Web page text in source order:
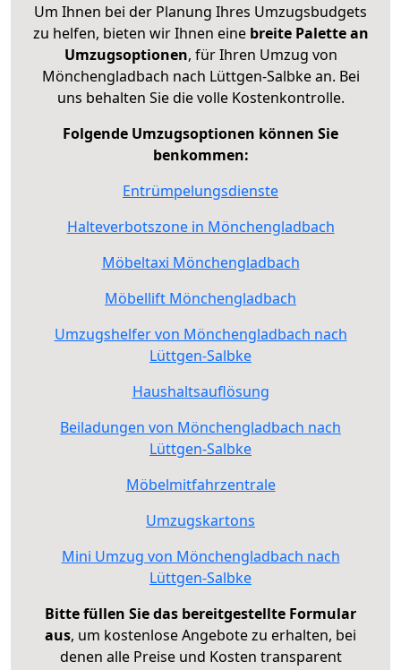
Um Ihnen bei der Planung Ihres Umzugsbudgets
zu helfen, bieten wir Ihnen eine breite Palette an
Umzugsoptionen, für Ihren Umzug von
Mönchengladbach nach Lüttgen-Salbke an. Bei
uns behalten Sie die volle Kostenkontrolle.
Folgende Umzugsoptionen können Sie
benkommen:
Entrümpelungsdienste
Halteverbotszone in Mönchengladbach
Möbeltaxi Mönchengladbach
Möbellift Mönchengladbach
Umzugshelfer von Mönchengladbach nach
Lüttgen-Salbke
Haushaltsauflösung
Beiladungen von Mönchengladbach nach
Lüttgen-Salbke
Möbelmitfahrzentrale
Umzugskartons
Mini Umzug von Mönchengladbach nach
Lüttgen-Salbke
Bitte füllen Sie das bereitgestellte Formular
aus, um kostenlose Angebote zu erhalten, bei
denen alle Preise und Kosten transparent